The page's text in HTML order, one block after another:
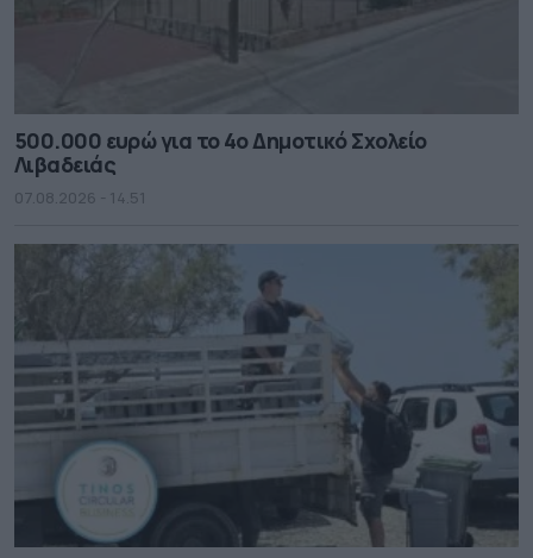
500.000 ευρώ για το 4ο Δημοτικό Σχολείο
Λιβαδειάς
07.08.2026 - 14.51